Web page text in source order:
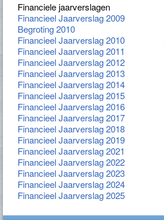
Financiele jaarverslagen
Financieel Jaarverslag 2009
Begroting 2010
Financieel Jaarverslag 2010
Financieel Jaarverslag 2011
Financieel Jaarverslag 2012
Financieel Jaarverslag 2013
Financieel Jaarverslag 2014
Financieel Jaarverslag 2015
Financieel Jaarverslag 2016
Financieel Jaarverslag 2017
Financieel Jaarverslag 2018
Financieel Jaarverslag 2019
Financieel Jaarverslag 2021
Financieel Jaarverslag 2022
Financieel Jaarverslag 2023
Financieel Jaarverslag 2024
Financieel Jaarverslag 2025